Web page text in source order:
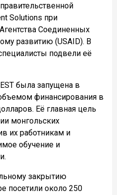
Solutions при
Соединенных
развитию (USAID). В
подвели её
была запущена в
финансирования в
Её главная цель
монгольских
их работникам и
обучение и
закрытию
посетили около 250